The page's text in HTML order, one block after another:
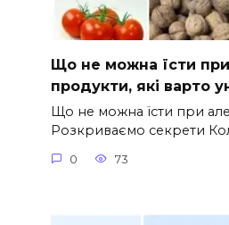
Що не можна їсти при
продукти, які варто
Що не можна їсти при
Розкриваємо секрети
0 73